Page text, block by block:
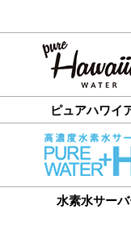
ピュアハワイ
水素水サー